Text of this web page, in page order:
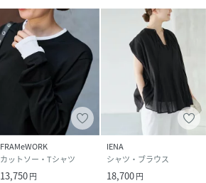
FRAMeWORK
カットソー・Tシャツ
13,750円
IENA
シャツ・ブラウス
18,700円